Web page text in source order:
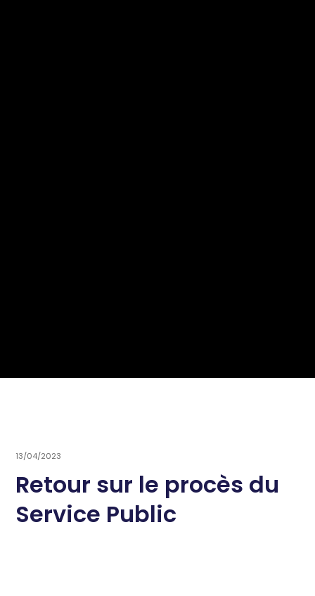
13/04/2023
Retour sur le procès du
Service Public